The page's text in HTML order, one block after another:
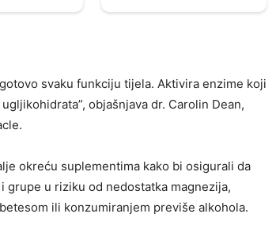
svaku funkciju tijela. Aktivira enzime koji
objašnjava dr. Carolin Dean,
okreću suplementima kako bi osigurali da
grupe u riziku od nedostatka magnezija,
ili konzumiranjem previše alkohola.